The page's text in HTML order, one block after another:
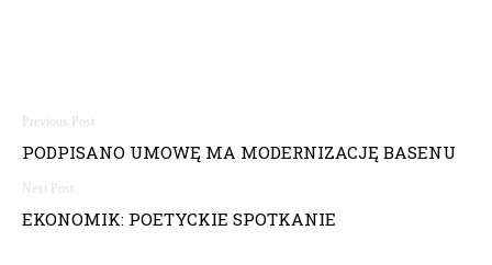
N
a
w
PODPISANO UMOWĘ MA MODERNIZACJĘ BASENU
EKONOMIK: POETYCKIE SPOTKANIE